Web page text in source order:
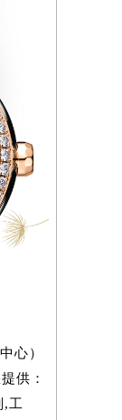
心）
供：
,工